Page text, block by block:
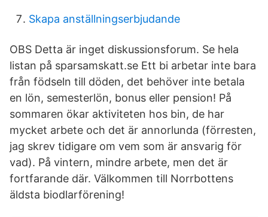
Skapa anställningserbjudande
OBS Detta är inget diskussionsforum. Se hela
listan på sparsamskatt.se Ett bi arbetar inte bara
från födseln till döden, det behöver inte betala
en lön, semesterlön, bonus eller pension! På
sommaren ökar aktiviteten hos bin, de har
mycket arbete och det är annorlunda (förresten,
jag skrev tidigare om vem som är ansvarig för
vad). På vintern, mindre arbete, men det är
fortfarande där. Välkommen till Norrbottens
äldsta biodlarförening!